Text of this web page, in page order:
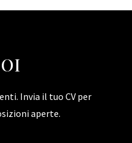
Invia il tuo CV per
aperte.